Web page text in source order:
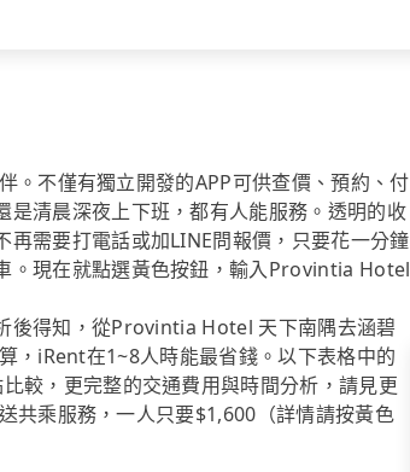
不僅有獨立開發的APP可供查價、預約、付
清晨深夜上下班，都有人能服務。透明的收
需要打電話或加LINE問報價，只要花一分鐘
。現在就點選黃色按鈕，輸入Provintia Hotel
後得知，從Provintia Hotel 天下南隅去涵碧
，iRent在1~8人時能最省錢。以下表格中的
較，更完整的交通費用與時間分析，請見更
共乘服務，一人只要$1,600（詳情請按黃色